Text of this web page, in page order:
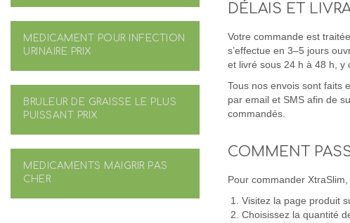
MEDICAMENT POUR INFECTION
URINAIRE PRIX
BRULEUR DE GRAISSE LE PLUS
PUISSANT PRIX
MEDICAMENTS MAIGRIR PAS
CHER
DÉLAIS ET
Votre commande est
s’effectue en 3–5 jours
et livré sous 24 h à 48 h, y
Tous nos envois sont faits
par email et SMS afin de
commandés.
COMMENT
Pour commander
Visitez la page produit
Choisissez la quantité